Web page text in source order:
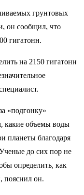
грунтовых
он сообщил, что
гигатонн.
на 2150 гигатонн
«подгонку»
какие объемы воды
планеты благодаря
до сих пор не
определить, как
пояснил он.